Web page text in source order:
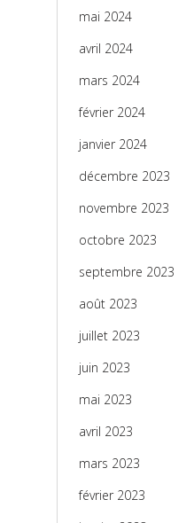
mai 2024
avril 2024
mars 2024
février 2024
janvier 2024
décembre 2023
novembre 2023
octobre 2023
septembre 2023
août 2023
juillet 2023
juin 2023
mai 2023
avril 2023
mars 2023
février 2023